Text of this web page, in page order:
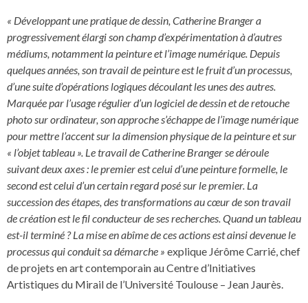
« Développant une pratique de dessin, Catherine Branger a
progressivement élargi son champ d’expérimentation à d’autres
médiums, notamment la peinture et l’image numérique. Depuis
quelques années, son travail de peinture est le fruit d’un processus,
d’une suite d’opérations logiques découlant les unes des autres.
Marquée par l’usage régulier d’un logiciel de dessin et de retouche
photo sur ordinateur, son approche s’échappe de l’image numérique
pour mettre l’accent sur la dimension physique de la peinture et sur
« l’objet tableau ». Le travail de Catherine Branger se déroule
suivant deux axes : le premier est celui d’une peinture formelle, le
second est celui d’un certain regard posé sur le premier. La
succession des étapes, des transformations au cœur de son travail
de création est le fil conducteur de ses recherches. Quand un tableau
est-il terminé ? La mise en abîme de ces actions est ainsi devenue le
processus qui conduit sa démarche » explique Jérôme Carrié, chef
de projets en art contemporain au Centre d’Initiatives
Artistiques du Mirail de l’Université Toulouse – Jean Jaurès.